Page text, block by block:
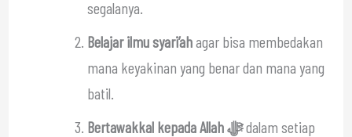
segalanya.
Belajar ilmu syari’ahagar bisa membedakan
mana keyakinan yang benar dan mana yang
batil.
Bertawakkal kepada Allah ﷻdalam setiap